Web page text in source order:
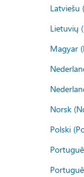
Latviešu
Lietuvių
Magyar
Norsk
Polski